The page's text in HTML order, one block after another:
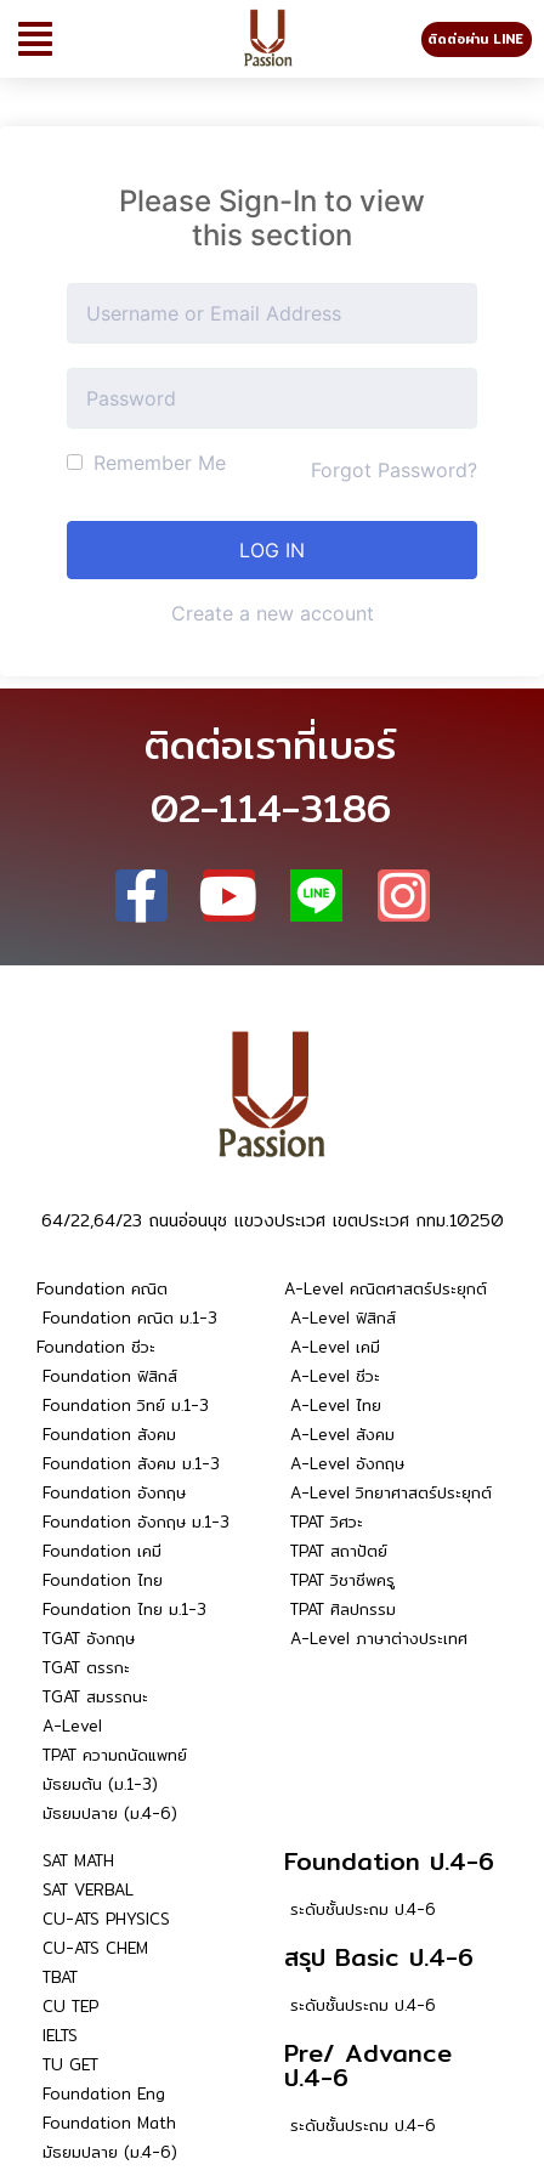
ติดต่อผ่าน LINE
Please Sign-In to view
this section
Remember Me Forgot Password?
Create a new account
ติดต่อเราที่เบอร์
02-114-3186
64/22,64/23 ถนนอ่อนนุช แขวงประเวศ เขตประเวศ กทม.10250
Foundation คณิต
Foundation คณิต ม.1-3
Foundation ชีวะ
Foundation ฟิสิกส์
Foundation วิทย์ ม.1-3
Foundation สังคม
Foundation สังคม ม.1-3
Foundation อังกฤษ
Foundation อังกฤษ ม.1-3
Foundation เคมี
Foundation ไทย
Foundation ไทย ม.1-3
TGAT อังกฤษ
TGAT ตรรกะ
TGAT สมรรถนะ
A-Level
TPAT ความถนัดแพทย์
มัธยมต้น (ม.1-3)
มัธยมปลาย (ม.4-6)
A-Level คณิตศาสตร์ประยุกต์
A-Level ฟิสิกส์
A-Level เคมี
A-Level ชีวะ
A-Level ไทย
A-Level สังคม
A-Level อังกฤษ
A-Level วิทยาศาสตร์ประยุกต์
TPAT วิศวะ
TPAT สถาปัตย์
TPAT วิชาชีพครู
TPAT ศิลปกรรม
A-Level ภาษาต่างประเทศ
SAT MATH
SAT VERBAL
CU-ATS PHYSICS
CU-ATS CHEM
TBAT
CU TEP
IELTS
TU GET
Foundation Eng
Foundation Math
มัธยมปลาย (ม.4-6)
Foundation ป.4-6
ระดับชั้นประถม ป.4-6
สรุป Basic ป.4-6
ระดับชั้นประถม ป.4-6
Pre/ Advance
ป.4-6
ระดับชั้นประถม ป.4-6